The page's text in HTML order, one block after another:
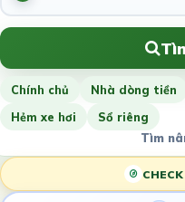
Chính chủ Nhà dòng tiền
Hẻm xe hơi
Sổ riêng
Tìm